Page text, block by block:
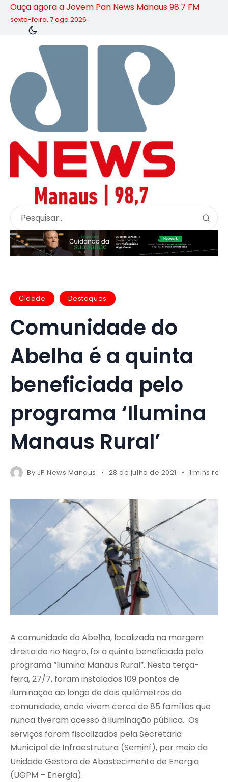
Ouça agora a Jovem Pan News Manaus 98.7 FM
sexta-feira, 7 ago 2026
Cidade Destaques
Comunidade do
Abelha é a quinta
beneficiada pelo
programa ‘Ilumina
Manaus Rural’
By JP News Manaus 28 de julho de 2021 1 mins
A comunidade do Abelha, localizada na margem
direita do rio Negro, foi a quinta beneficiada pelo
programa “Ilumina Manaus Rural”. Nesta terça-
feira, 27/7, foram instalados 109 pontos de
iluminação ao longo de dois quilômetros da
comunidade, onde vivem cerca de 85 famílias que
nunca tiveram acesso à iluminação pública. Os
serviços foram fiscalizados pela Secretaria
Municipal de Infraestrutura (Seminf), por meio da
Unidade Gestora de Abastecimento de Energia
(UGPM – Energia).